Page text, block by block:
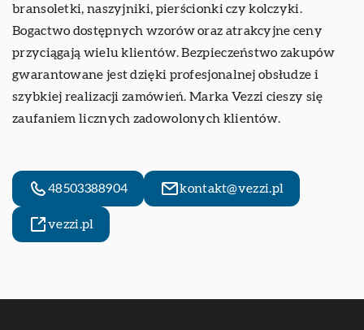
bransoletki, naszyjniki, pierścionki czy kolczyki.
Bogactwo dostępnych wzorów oraz atrakcyjne ceny
przyciągają wielu klientów. Bezpieczeństwo zakupów
gwarantowane jest dzięki profesjonalnej obsłudze i
szybkiej realizacji zamówień. Marka Vezzi cieszy się
zaufaniem licznych zadowolonych klientów.
48503388904 kontakt@vezzi.pl
vezzi.pl